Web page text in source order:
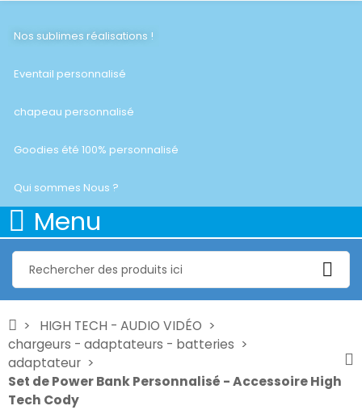
Nos sublimes réalisations !
Eventail personnalisé
chapeau personnalisé
Goodies été 100% personnalisé
Qui sommes Nous ?
Menu
HIGH TECH - AUDIO VIDÉO
chargeurs - adaptateurs - batteries
adaptateur
Set de Power Bank Personnalisé - Accessoire High
Tech Cody